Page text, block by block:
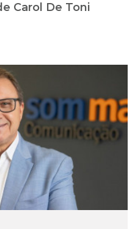
Carol De Toni